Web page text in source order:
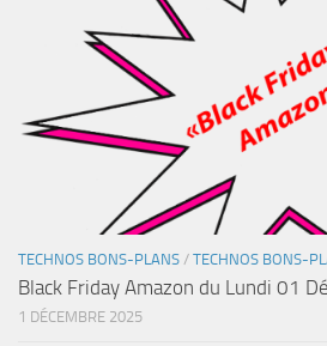
TECHNOS BONS-PLANS / TECHNOS BONS-
Black Friday Amazon du Lundi 01
1 DÉCEMBRE 2025